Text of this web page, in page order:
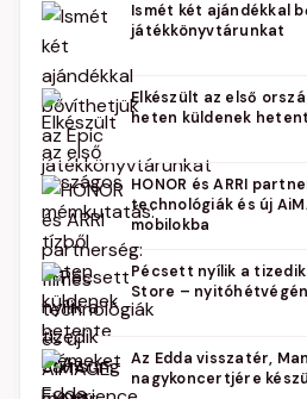
Ismét két ajándékkal
játékkönyvtárunkat
Elkészült az első
heten küldenek
HONOR és ARRI
technológiák és új
mobilokba
Pécsett nyílik a
Store – nyitóhétvégén
Az Edda visszatér,
nagykoncertjére